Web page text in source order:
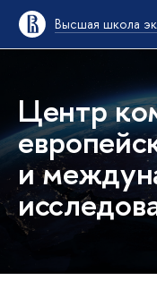
Высшая школа
Центр
и